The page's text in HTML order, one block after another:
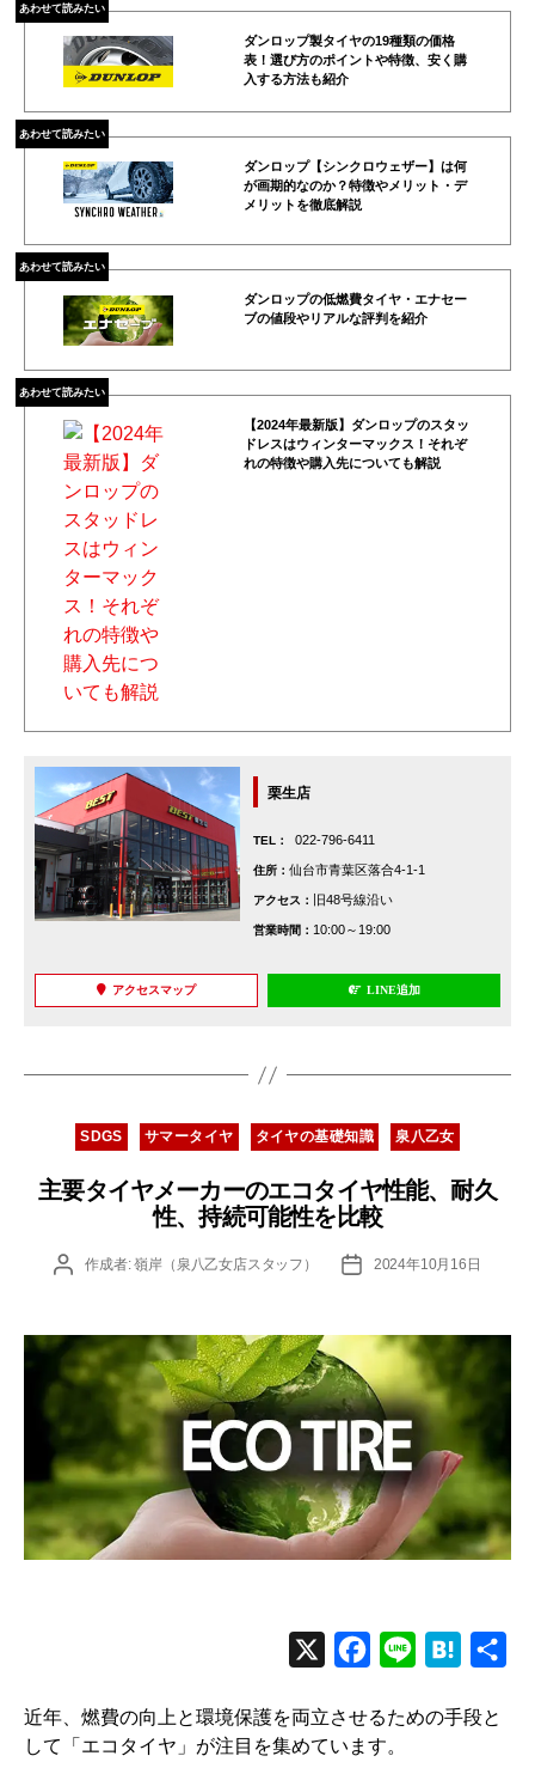
あわせて読みたい
ダンロップ製タイヤの19種類の価格
表！選び方のポイントや特徴、安く購
入する方法も紹介
あわせて読みたい
ダンロップ【シンクロウェザー】は何
が画期的なのか？特徴やメリット・デ
メリットを徹底解説
あわせて読みたい
ダンロップの低燃費タイヤ・エナセー
ブの値段やリアルな評判を紹介
あわせて読みたい
【2024年最新版】ダンロップのスタッ
ドレスはウィンターマックス！それぞ
れの特徴や購入先についても解説
栗生店
TEL： 022-796-6411
住所：仙台市青葉区落合4-1-1
アクセス： 旧48号線沿い
営業時間：10:00～19:00
アクセスマップ LINE追加
カ
テ
リ
ー
SDGS サマータイヤ タイヤの基礎知識 泉八乙女
主要タイヤメーカーのエコタイヤ性能、耐久
性、持続可能性を比較
投
作成者:嶺岸（泉八乙女店スタッフ）
投
2024年10月16日
c
e
n
t
近年、燃費の向上と環境保護を両立させるための手段と
して「エコタイヤ」が注目を集めています。